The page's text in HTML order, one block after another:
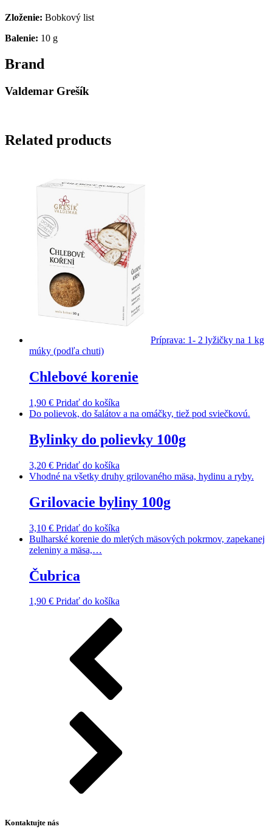
Zloženie: Bobkový list
Balenie: 10 g
Brand
Valdemar Grešík
Related products
Príprava: 1- 2 lyžičky na 1 kg
múky (podľa chuti)
Chlebové korenie
1,90 € Pridať do košíka
Do polievok, do šalátov a na omáčky, tiež pod sviečkovú.
Bylinky do polievky 100g
3,20 € Pridať do košíka
Vhodné na všetky druhy grilovaného mäsa, hydinu a ryby.
Grilovacie byliny 100g
3,10 € Pridať do košíka
Bulharské korenie do mletých mäsových pokrmov, zapekanej
zeleniny a mäsa,…
Čubrica
1,90 € Pridať do košíka
Kontaktujte nás